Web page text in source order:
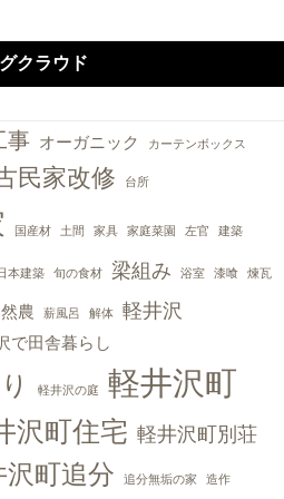
クラウド
事 オーガニック カーテンボックス
民家改修 台所
国産材 土間 家具 家庭菜園 左官 建築
本建築 旬の食材 梁組み 浴室 漆喰 煉瓦
農 薪風呂 解体 軽井沢
で田舎暮らし
軽井沢の庭 軽井沢町
沢町住宅 軽井沢町別荘
沢町追分 追分無垢の家 造作